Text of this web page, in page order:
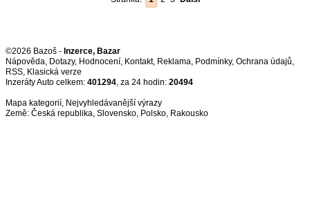
©2026 Bazoš - Inzerce, Bazar
Nápověda, Dotazy, Hodnocení, Kontakt, Reklama, Podmínky, Ochrana údajů,
RSS,
Inzeráty Auto celkem: 401294, za 24 hodin: 20494
Mapa kategorií, Nejvyhledávanější výrazy
Země: Česká republika, Slovensko, Polsko, Rakousko